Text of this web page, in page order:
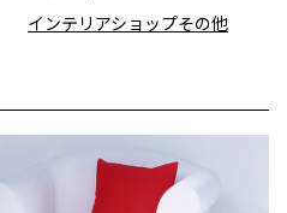
インテリアショップその他